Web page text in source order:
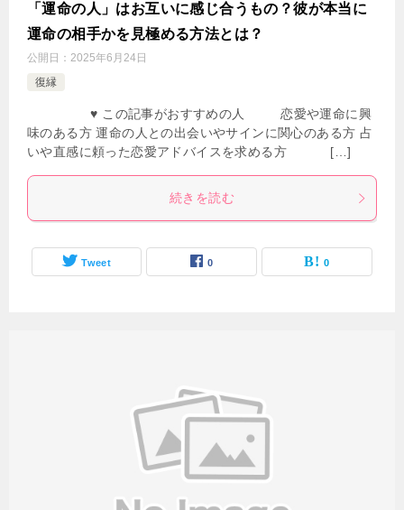
「運命の人」はお互いに感じ合うもの？彼が本当に
運命の相手かを見極める方法とは？
公開日： 2025年6月24日
復縁
♥ この記事がおすすめの人 恋愛や運命に興
味のある方 運命の人との出会いやサインに関心のある方 占
いや直感に頼った恋愛アドバイスを求める方 […]
続きを読む
Tweet 0 0